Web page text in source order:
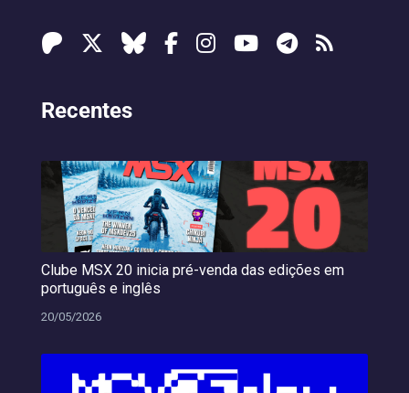
Recentes
Clube MSX 20 inicia pré-venda das edições em
português e inglês
20/05/2026